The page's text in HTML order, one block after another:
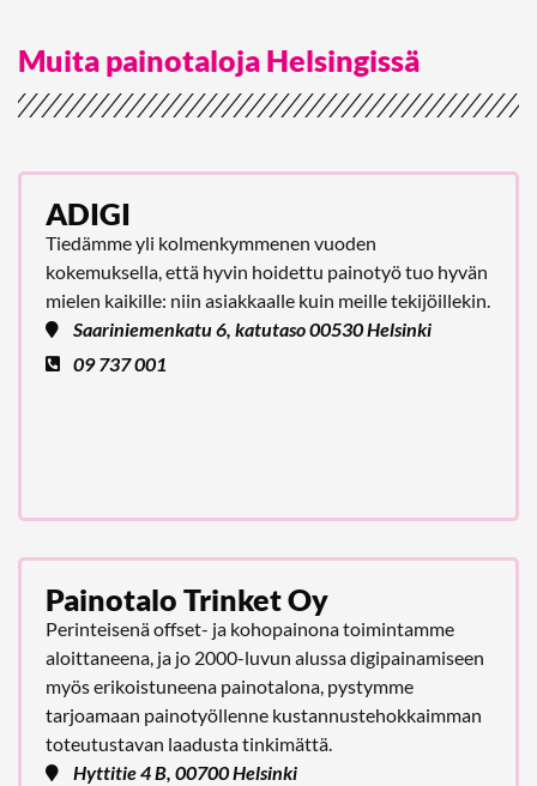
Muita painotaloja Helsingissä
ADIGI
Tiedämme yli kolmenkymmenen vuoden
kokemuksella, että hyvin hoidettu painotyö tuo hyvän
mielen kaikille: niin asiakkaalle kuin meille tekijöillekin.
Saariniemenkatu 6, katutaso 00530 Helsinki
09 737 001
Painotalo Trinket Oy
Perinteisenä offset- ja kohopainona toimintamme
aloittaneena, ja jo 2000-luvun alussa digipainamiseen
myös erikoistuneena painotalona, pystymme
tarjoamaan painotyöllenne kustannustehokkaimman
toteutustavan laadusta tinkimättä.
Hyttitie 4 B, 00700 Helsinki